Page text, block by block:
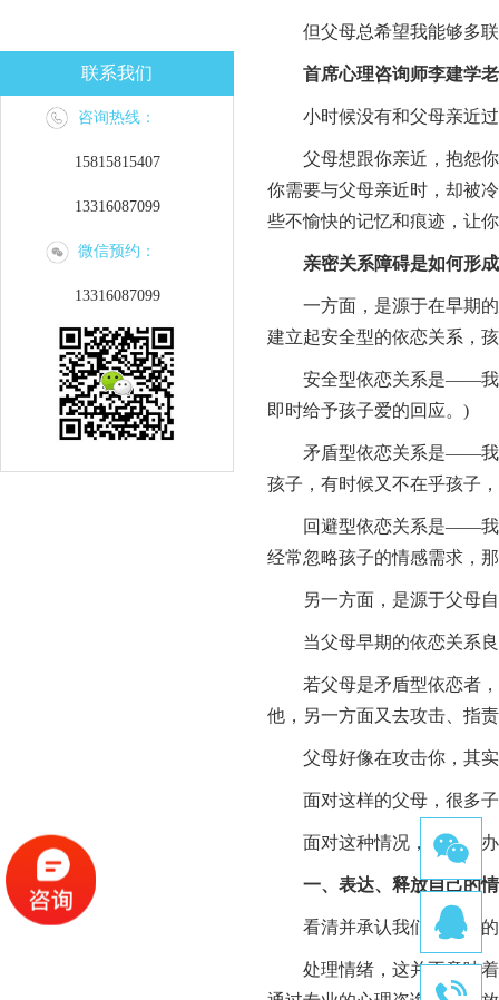
联系我们
咨询热线：
15815815407
13316087099
微信预约：
13316087099
但父母总希望我能够多联
首席心理咨询师李建学
小时候没有和父母亲近过
父母想跟你亲近，抱怨你
你需要与父母亲近时，却被
些不愉快的记忆和痕迹，让
亲密关系障碍是如何形
一方面，是源于在早期的
建立起安全型的依恋关系，
安全型依恋关系是——我觉
即时给予孩子爱的回应。)
矛盾型依恋关系是——我觉
孩子，有时候又不在乎孩子
回避型依恋关系是——我觉
经常忽略孩子的情感需求，
另一方面，是源于父母自
当父母早期的依恋关系良
若父母是矛盾型依恋者，
他，另一方面又去攻击、指
父母好像在攻击你，其实
面对这样的父母，很多子
面对这种情况，该怎么办
一、表达、释放自己的
看清并承认我们对父母的
处理情绪，这并不意味着